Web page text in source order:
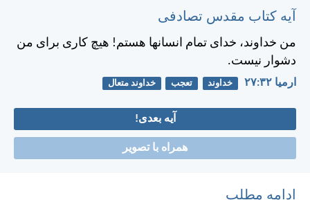
آیه کتاب مقدس تصادفی
من خداوند، خدای تمام انسانها هستم! هيچ كاری برای من
دشوار نيست.
ارميا ۳۲:‏۲۷ خداوند تعجب خداوند متعال
آیه بعدی!
همراه با تصویر
ادامه مطلب